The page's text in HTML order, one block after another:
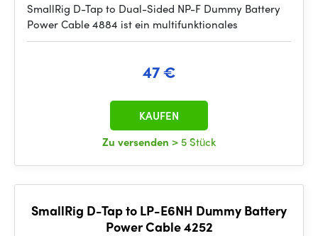
SmallRig D-Tap to Dual-Sided NP-F Dummy Battery
Power Cable 4884 ist ein multifunktionales
47 €
Zu versenden > 5 Stück
KAUFEN
SmallRig D-Tap to LP-E6NH Dummy Battery
Power Cable 4252